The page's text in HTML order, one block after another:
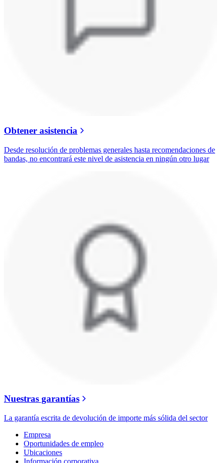
Obtener asistencia
Desde resolución de problemas generales hasta recomendaciones de
bandas, no encontrará este nivel de asistencia en ningún otro lugar
Nuestras garantías
La garantía escrita de devolución de importe más sólida del sector
Empresa
Oportunidades de empleo
Ubicaciones